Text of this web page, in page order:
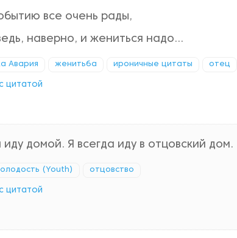
все очень рады,
наверно, и жениться надо...
Авария женитьба ироничные цитаты отец
цитатой
иду домой. Я всегда иду в отцовский дом.
(Youth) отцовство
цитатой